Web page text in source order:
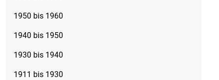
1950 bis 1960
1940 bis 1950
1930 bis 1940
1911 bis 1930